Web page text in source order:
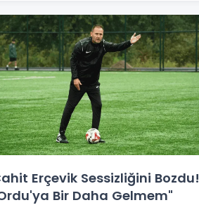
Erçevik Sessizliğini Bozdu!
Bir Daha Gelmem"